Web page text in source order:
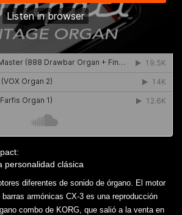
personalidad clásica
diferentes de sonido de órgano. El motor
armónicas CX-3 es una reproducción
combo de KORG, que salió a la venta en